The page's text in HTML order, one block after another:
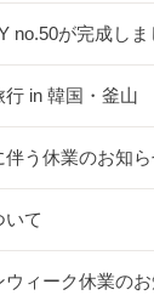
no.50が完成しま
in 韓国・釜山
伴う休業のお知
いて
ウィーク休業の